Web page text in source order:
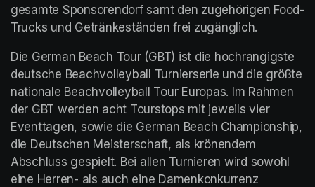
gesamte Sponsorendorf samt den zugehörigen Food-
Trucks und Getränkeständen frei zugänglich.
Die German Beach Tour (GBT) ist die hochrangigste
deutsche Beachvolleyball Turnierserie und die größte
nationale Beachvolleyball Tour Europas. Im Rahmen
der GBT werden acht Tourstops mit jeweils vier
Eventtagen, sowie die German Beach Championship,
die Deutschen Meisterschaft, als krönendem
Abschluss gespielt. Bei allen Turnieren wird sowohl
eine Herren- als auch eine Damenkonkurrenz